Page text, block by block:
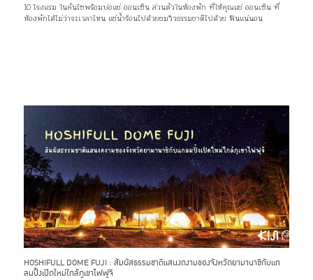
10 โรงแรม ในคันไซพร้อมบ่อแช่ ออนเซ็น ส่วนตัวในห้องพัก ที่ให้คุณแช่ ออนเซ็น ที่
ห้องพักได้ไม่ว่าจะเวลาไหน แช่น้ำร้อนไปด้วยชมวิวธรรมชาติไปด้วย ฟินแน่นอน
HOSHIFULL DOME FUJI : สัมผัสธรรมชาติแสนงดงามของจังหวัดยามานาชิกับแก
ลมปิ้งเปิดใหม่ใกล้ภูเขาไฟฟูจิ